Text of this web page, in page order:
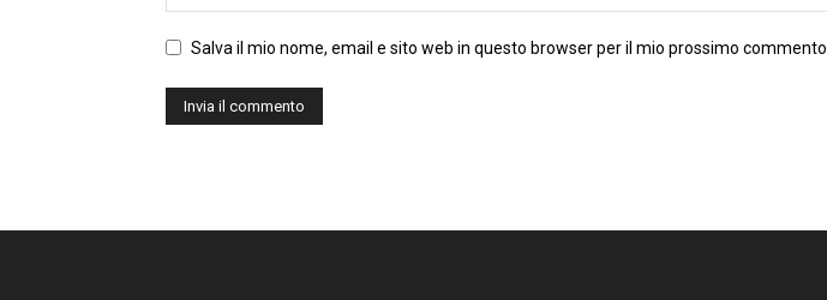
Salva il mio nome, email e sito web in questo browser per il mio prossimo commento.